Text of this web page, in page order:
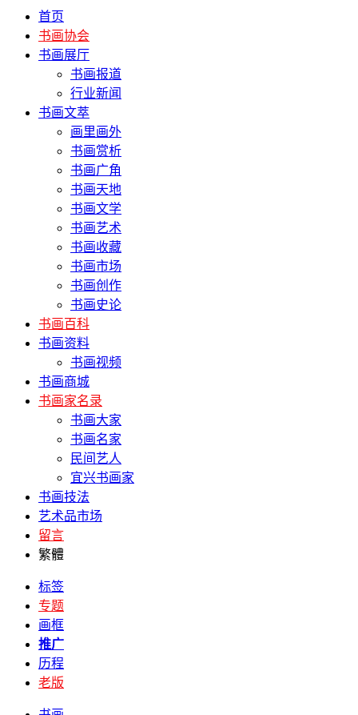
首页
书画协会
书画展厅
书画报道
行业新闻
书画文萃
画里画外
书画赏析
书画广角
书画天地
书画文学
书画艺术
书画收藏
书画市场
书画创作
书画史论
书画百科
书画资料
书画视频
书画商城
书画家名录
书画大家
书画名家
民间艺人
宜兴书画家
书画技法
艺术品市场
留言
繁體
标签
专题
画框
推广
历程
老版